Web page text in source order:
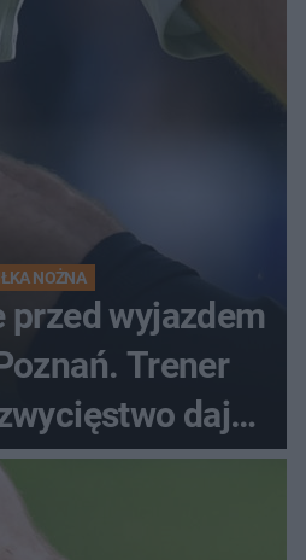
NOŻNA
przed wyjazdem
Trener
daje